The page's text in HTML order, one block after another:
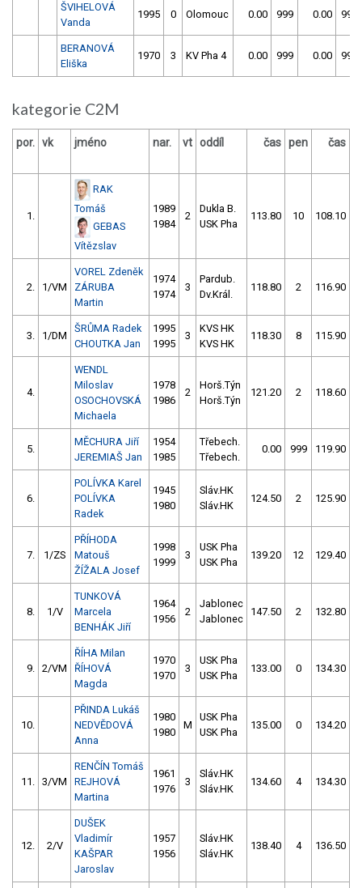
ŠVIHELOVÁ
Vanda
1995 0 Olomouc 0.00 999 0.00 999
BERANOVÁ
Eliška
1970 3 KV Pha 4 0.00 999 0.00 999
kategorie C2M
por. vk jméno nar. vt oddíl čas pen čas
1.
RAK
Tomáš
GEBAS
Vítězslav
1989
1984
2
Dukla B.
USK Pha
113.80 10 108.10
2. 1/VM
VOREL Zdeněk
ZÁRUBA
Martin
1974
1974
3
Pardub.
Dv.Král.
118.80 2 116.90
3. 1/DM
ŠRŮMA Radek
CHOUTKA Jan
1995
1995
3
KVS HK
KVS HK
118.30 8 115.90
4.
WENDL
Miloslav
OSOCHOVSKÁ
Michaela
1978
1986
2
Horš.Týn
Horš.Týn
121.20 2 118.60
5.
MĚCHURA Jiří
JEREMIAŠ Jan
1954
1985
Třebech.
Třebech.
0.00 999 119.90
6.
POLÍVKA Karel
POLÍVKA
Radek
1945
1980
Sláv.HK
Sláv.HK
124.50 2 125.90
7. 1/ZS
PŘÍHODA
Matouš
ŽÍŽALA Josef
1998
1999
3
USK Pha
USK Pha
139.20 12 129.40
8. 1/V
TUNKOVÁ
Marcela
BENHÁK Jiří
1964
1956
2
Jablonec
Jablonec
147.50 2 132.80
9. 2/VM
ŘÍHA Milan
ŘÍHOVÁ
Magda
1970
1970
3
USK Pha
USK Pha
133.00 0 134.30
10.
PŘINDA Lukáš
NEDVĚDOVÁ
Anna
1980
1980
M
USK Pha
USK Pha
135.00 0 134.20
11. 3/VM
RENČÍN Tomáš
REJHOVÁ
Martina
1961
1976
3
Sláv.HK
Sláv.HK
134.60 4 134.30
12. 2/V
DUŠEK
Vladimír
KAŠPAR
Jaroslav
1957
1956
Sláv.HK
Sláv.HK
138.40 4 136.50